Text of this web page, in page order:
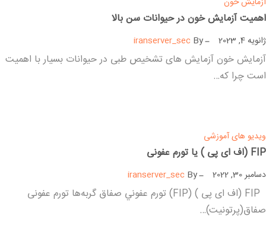
اهمیت آزمایش خون در حیوانات سن بالا
ژانویه 4, 2023 By
iranserver_sec
آزمایش خون آزمایش های تشخیص طبی در حیوانات بسیار با اهمیت
است چرا که…
ویدیو های آموزشی
FIP (اف ای پی ) یا تورم عفونی
دسامبر 30, 2022 By
iranserver_sec
FIP (اف ای پی ) (FIP) تورم عفوني صفاق گربه‌ها تورم عفونی
صفاق(پرتونیت)…